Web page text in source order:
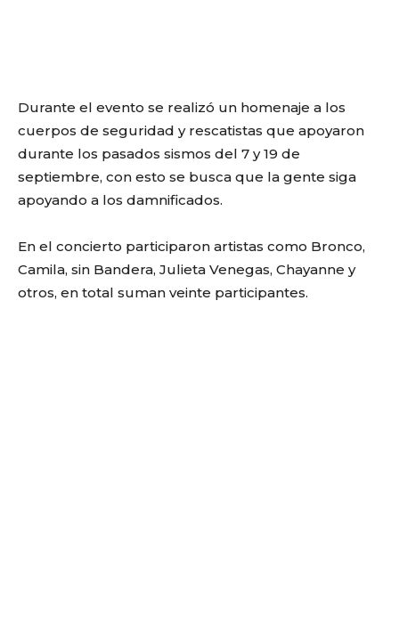
Durante el evento se realizó un homenaje a los
cuerpos de seguridad y rescatistas que apoyaron
durante los pasados sismos del 7 y 19 de
septiembre, con esto se busca que la gente siga
apoyando a los damnificados.
En el concierto participaron artistas como Bronco,
Camila, sin Bandera, Julieta Venegas, Chayanne y
otros, en total suman veinte participantes.